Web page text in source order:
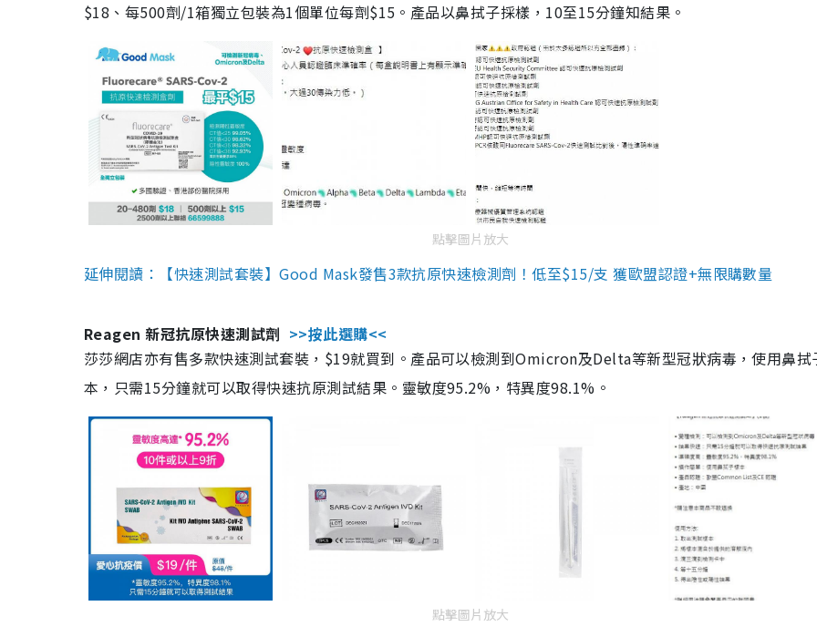
$18、每500劑/1箱獨立包裝為1個單位每劑$15。產品以鼻拭子採樣，10至15分鐘知結果。
點擊圖片放大
延伸閱讀：【快速測試套裝】Good Mask發售3款抗原快速檢測劑！低至$15/支 獲歐盟認證+無限購數量
Reagen 新冠抗原快速測試劑 >>按此選購<<
莎莎網店亦有售多款快速測試套裝，$19就買到。產品可以檢測到Omicron及Delta等新型冠狀病毒，使用鼻拭
本，只需15分鐘就可以取得快速抗原測試結果。靈敏度95.2%，特異度98.1%。
點擊圖片放大